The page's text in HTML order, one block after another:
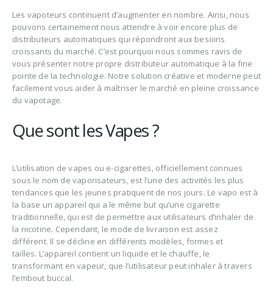
Les vapoteurs continuent d’augmenter en nombre. Ainsi, nous
pouvons certainement nous attendre à voir encore plus de
distributeurs automatiques qui répondront aux besoins
croissants du marché. C’est pourquoi nous sommes ravis de
vous présenter notre propre distributeur automatique à la fine
pointe de la technologie. Notre solution créative et moderne peut
facilement vous aider à maîtriser le marché en pleine croissance
du vapotage.
Que sont les Vapes ?
L’utilisation de vapes ou e-cigarettes, officiellement connues
sous le nom de vaporisateurs, est l’une des activités les plus
tendances que les jeunes pratiquent de nos jours. Le vapo est à
la base un appareil qui a le même but qu’une cigarette
traditionnelle, qui est de permettre aux utilisateurs d’inhaler de
la nicotine. Cependant, le mode de livraison est assez
différent. Il se décline en différents modèles, formes et
tailles. L’appareil contient un liquide et le chauffe, le
transformant en vapeur, que l’utilisateur peut inhaler à travers
l’embout buccal.